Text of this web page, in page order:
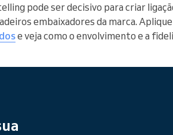
pode ser decisivo para criar
embaixadores da marca.
e veja como o envolvimento e a